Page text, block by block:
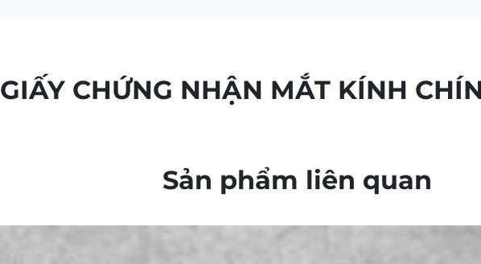
GIẤY CHỨNG NHẬN MẮT KÍNH
Sản phẩm liên quan